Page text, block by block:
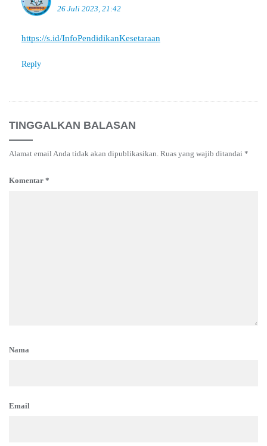
26 Juli 2023, 21:42
https://s.id/InfoPendidikanKesetaraan
Reply
TINGGALKAN BALASAN
Alamat email Anda tidak akan dipublikasikan. Ruas yang wajib ditandai *
Komentar *
Nama
Email